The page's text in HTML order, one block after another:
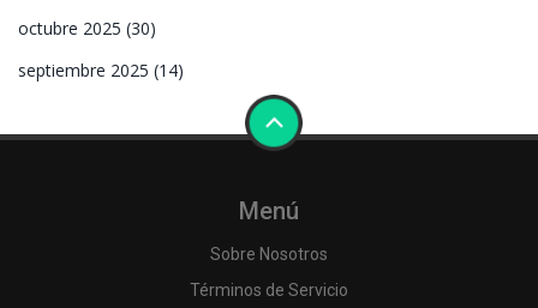
octubre 2025 (30)
septiembre 2025 (14)
Menú
Sobre Nosotros
Términos de Servicio